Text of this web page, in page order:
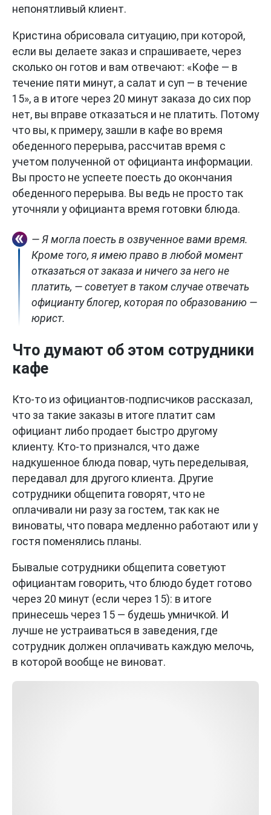
непонятливый клиент.
Кристина обрисовала ситуацию, при которой,
если вы делаете заказ и спрашиваете, через
сколько он готов и вам отвечают: «Кофе — в
течение пяти минут, а салат и суп — в течение
15», а в итоге через 20 минут заказа до сих пор
нет, вы вправе отказаться и не платить. Потому
что вы, к примеру, зашли в кафе во время
обеденного перерыва, рассчитав время с
учетом полученной от официанта информации.
Вы просто не успеете поесть до окончания
обеденного перерыва. Вы ведь не просто так
уточняли у официанта время готовки блюда.
— Я могла поесть в озвученное вами время.
Кроме того, я имею право в любой момент
отказаться от заказа и ничего за него не
платить, — советует в таком случае отвечать
официанту блогер, которая по образованию —
юрист.
Что думают об этом сотрудники
кафе
Кто-то из официантов-подписчиков рассказал,
что за такие заказы в итоге платит сам
официант либо продает быстро другому
клиенту. Кто-то признался, что даже
надкушенное блюда повар, чуть переделывая,
передавал для другого клиента. Другие
сотрудники общепита говорят, что не
оплачивали ни разу за гостем, так как не
виноваты, что повара медленно работают или у
гостя поменялись планы.
Бывалые сотрудники общепита советуют
официантам говорить, что блюдо будет готово
через 20 минут (если через 15): в итоге
принесешь через 15 — будешь умничкой. И
лучше не устраиваться в заведения, где
сотрудник должен оплачивать каждую мелочь,
в которой вообще не виноват.